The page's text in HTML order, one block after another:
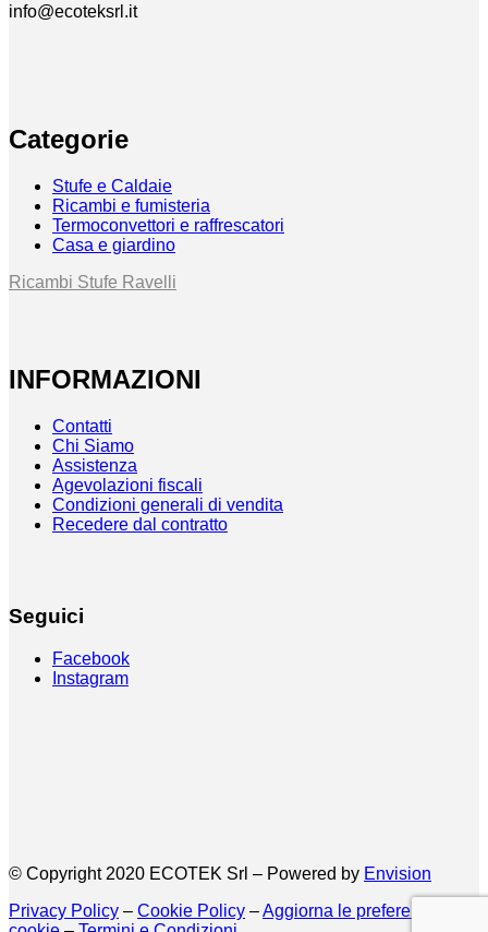
info@ecoteksrl.it
Categorie
Stufe e Caldaie
Ricambi e fumisteria
Termoconvettori e raffrescatori
Casa e giardino
Ricambi Stufe Ravelli
INFORMAZIONI
Contatti
Chi Siamo
Assistenza
Agevolazioni fiscali
Condizioni generali di vendita
Recedere dal contratto
Seguici
Facebook
Instagram
© Copyright 2020 ECOTEK Srl – Powered by Envision
Privacy Policy – Cookie Policy –Aggiorna le preferenze sui